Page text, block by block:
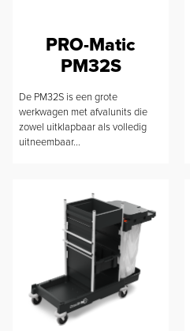
PRO-Matic
PM32S
De PM32S is een grote
werkwagen met afvalunits die
zowel uitklapbaar als volledig
uitneembaar...